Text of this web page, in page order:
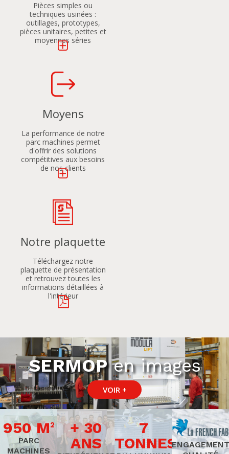
Pièces simples ou
techniques usinées :
outillages, prototypes,
pièces unitaires, petites et
moyennes séries
Moyens
La performance de notre
parc machines permet
d'offrir des solutions
compétitives aux besoins
de nos clients
Notre plaquette
Téléchargez notre
plaquette de présentation
et retrouvez toutes les
informations détaillées à
l'intérieur
SERMOPen images
VOIR +
950M2
PARC
MACHINES
+30
ANS
7
TONNESENGAGEMENT